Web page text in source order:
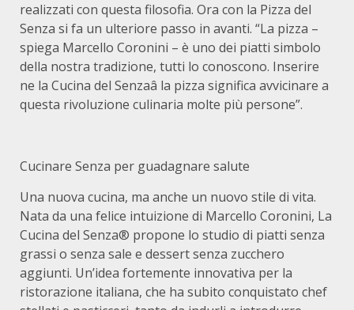
realizzati con questa filosofia. Ora con la Pizza del
Senza si fa un ulteriore passo in avanti. “La pizza –
spiega Marcello Coronini – è uno dei piatti simbolo
della nostra tradizione, tutti lo conoscono. Inserire
ne la Cucina del Senzaâ la pizza significa avvicinare a
questa rivoluzione culinaria molte più persone”.
Cucinare Senza per guadagnare salute
Una nuova cucina, ma anche un nuovo stile di vita.
Nata da una felice intuizione di Marcello Coronini, La
Cucina del Senza® propone lo studio di piatti senza
grassi o senza sale e dessert senza zucchero
aggiunti. Un’idea fortemente innovativa per la
ristorazione italiana, che ha subito conquistato chef